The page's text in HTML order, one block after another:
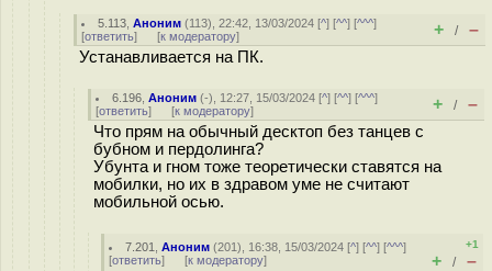
5.113 ,Аноним (113), 22:42, 13/03/2024 [^] [^^] [^^^]
[ответить] [к модератору] + / –
Устанавливается на ПК.
6.196 ,Аноним (-), 12:27, 15/03/2024 [^] [^^] [^^^]
[ответить] [к модератору] + / –
Что прям на обычный десктоп без танцев с
бубном и пердолинга?
Убунта и гном тоже теоретически ставятся на
мобилки, но их в здравом уме не считают
мобильной осью.
7.201 ,Аноним (201), 16:38, 15/03/2024 [^] [^^] [^^^]
[ответить] [к модератору]
+1
+ / –